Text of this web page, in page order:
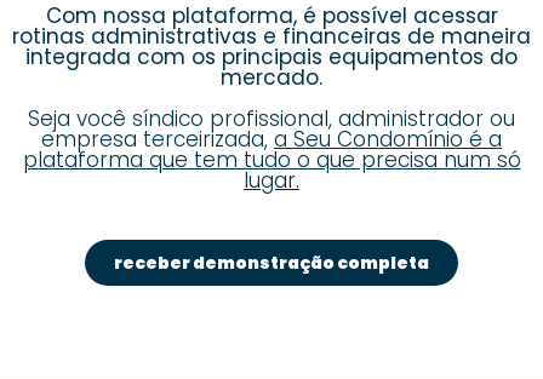
Com nossa plataforma, é possível acessar
rotinas administrativas e financeiras de maneira
integrada com os principais equipamentos do
mercado.
Seja você síndico profissional, administrador ou
empresa terceirizada, a Seu Condomínio é a
plataforma que tem tudo o que precisa num só
lugar.
receber demonstração completa